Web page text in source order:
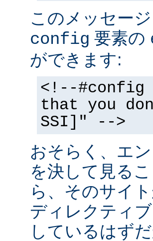
このメッセー
config 要素の
ができます:
<!--#config
that you
SSI]" -->
おそらく、エ
を決して見る
ら、そのサイ
ディレクティ
しているはず